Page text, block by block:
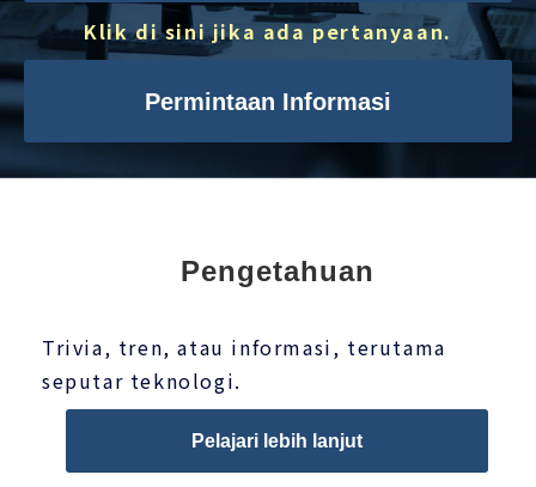
Klik di sini jika ada pertanyaan.
Permintaan Informasi
Pengetahuan
Trivia, tren, atau informasi, terutama
seputar teknologi.
Pelajari lebih lanjut